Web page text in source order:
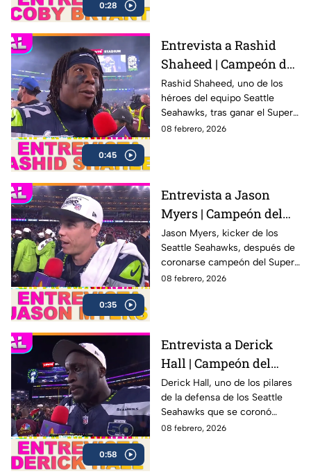
0:28
0:45
Entrevista a Rashid
Shaheed | Campeón del
Super Bowl LX con los
Seahawks
Rashid Shaheed, uno de los
héroes del equipo Seattle
Seahawks, tras ganar el Super
Bowl LX con una victoria
08 febrero, 2026
0:35
Entrevista a Jason
Myers | Campeón del
Super Bowl LX con los
Seahawks
Jason Myers, kicker de los
Seattle Seahawks, después de
coronarse campeón del Super
Bowl LX .
08 febrero, 2026
0:58
Entrevista a Derick
Hall | Campeón del
Super Bowl LX con los
Seahawks
Derick Hall, uno de los pilares
de la defensa de los Seattle
Seahawks que se coronó
campeón del Super Bowl LX 🏆
08 febrero, 2026